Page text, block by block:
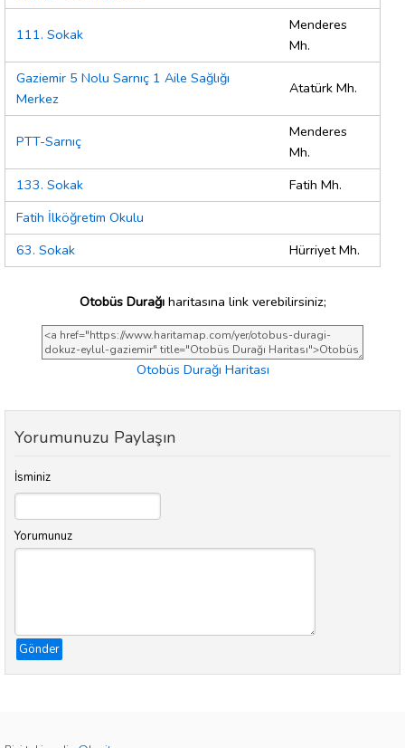
111. Sokak
Menderes
Mh.
Gaziemir 5 Nolu Sarnıç 1 Aile Sağlığı
Merkez
Atatürk Mh.
PTT-Sarnıç
Menderes
Mh.
133. Sokak
Fatih Mh.
Fatih İlköğretim Okulu
63. Sokak
Hürriyet Mh.
Otobüs Durağıharitasına link verebilirsiniz;
Otobüs Durağı Haritası
Yorumunuzu Paylaşın
İsminiz
Yorumunuz
Gönder